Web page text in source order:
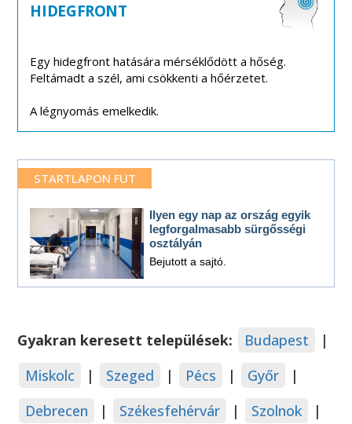
HIDEGFRONT
Egy hidegfront hatására mérséklődött a hőség.
Feltámadt a szél, ami csökkenti a hőérzetet.
A légnyomás emelkedik.
STARTLAPON FUT
Ilyen egy nap az ország egyik
legforgalmasabb sürgősségi
osztályán
Bejutott a sajtó.
Gyakran keresett települések: Budapest
|
Miskolc
| Szeged | Pécs | Győr
|
Debrecen
| Székesfehérvár | Szolnok
|